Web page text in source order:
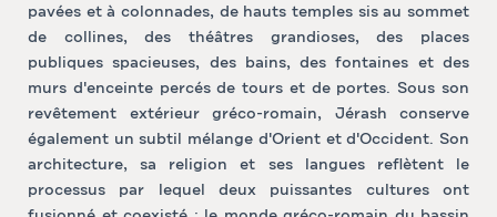
pavées et à colonnades, de hauts temples sis au sommet
de collines, des théâtres grandioses, des places
publiques spacieuses, des bains, des fontaines et des
murs d'enceinte percés de tours et de portes. Sous son
revêtement extérieur gréco-romain, Jérash conserve
également un subtil mélange d'Orient et d'Occident. Son
architecture, sa religion et ses langues reflètent le
processus par lequel deux puissantes cultures ont